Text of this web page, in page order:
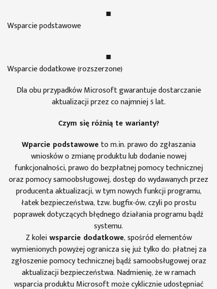
Wsparcie podstawowe
Wsparcie dodatkowe (rozszerzone)
Dla obu przypadków Microsoft gwarantuje dostarczanie
aktualizacji przez co najmniej 5 lat.
Czym się różnią te warianty?
Wparcie podstawowe to m.in. prawo do zgłaszania
wniosków o zmianę produktu lub dodanie nowej
funkcjonalności, prawo do bezpłatnej pomocy technicznej
oraz pomocy samoobsługowej, dostęp do wydawanych przez
producenta aktualizacji, w tym nowych funkcji programu,
łatek bezpieczeństwa, tzw. bugfix-ów, czyli po prostu
poprawek dotyczących błędnego działania programu bądź
systemu.
Z koleiwsparcie dodatkowe, spośród elementów
wymienionych powyżej ogranicza się już tylko do: płatnej za
zgłoszenie pomocy technicznej bądź samoobsługowej oraz
aktualizacji bezpieczeństwa. Nadmienię, że w ramach
wsparcia produktu Microsoft może cyklicznie udostępniać